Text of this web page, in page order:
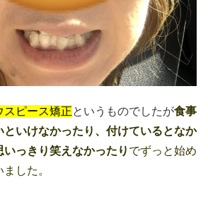
スピース矯正というものでしたが食事
といけなかったり、付けているとなか
っきり笑えなかったり でずっと始め
した。